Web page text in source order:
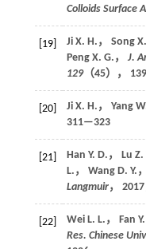
Colloids Surface A
[19]
Ji X. H.， Song
Peng X. G.， J.
129（45），
[20] Ji X. H.， Yang
311—323
[21]
Han Y. D.， Lu
L.， Wang D. Y.
Langmuir， 2017
[22] Wei L. L.， Fan
Res. Chinese